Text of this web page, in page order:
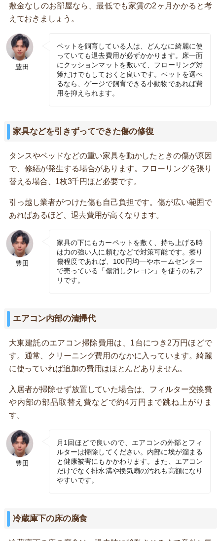
敷金なしのお部屋なら、最低でも家賃の2ヶ月かかると考
えておきましょう。
豊田
ペットを飼育している人は、どんなに綺麗に使
っていても退去費用が必ずかかります。床一面
にクッションマットを敷いて、フローリング対
策だけでもしておくと良いです。ペットを選べ
るなら、ゲージで飼育できる小動物であれば費
用を抑えられます。
家具などを引きずってできた傷の修復
タンスやベッドなどの重い家具を動かしたときの傷が原因
で、修繕が発生する場合があります。フローリングを張り
替える場合、1枚3千円ほど必要です。
引っ越し業者がつけた傷も自己負担です。傷が広い範囲で
あればあるほど、退去費用が高くなります。
豊田
家具の下にもカーペットを敷く、持ち上げる時
は力の強い人に頼むなどで対策可能です。擦り
傷程度であれば、100円均一やホームセンター
で売っている「傷消しクレヨン」を使うのもア
リです。
エアコン内部の清掃代
大東建託のエアコン掃除費用は、1台につき2万円ほどで
す。通常、クリーニング費用のなかに入っています。綺麗
に使っていれば追加の費用はほとんどありません。
入居者が掃除せず放置していた場合は、フィルター交換費
や内部の部品取替え費などで約4万円まで跳ね上がりま
す。
豊田
月1回ほどで良いので、エアコンの外部とフィ
ルターは掃除してください。内部に埃が溜まる
と健康被害にもかかわります。また、エアコン
だけでなく排水溝や換気扇の汚れも高額になり
やすいです。
冷蔵庫下の床の腐食